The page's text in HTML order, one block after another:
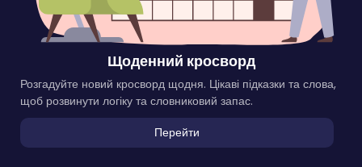
Щоденний кросворд
Розгадуйте новий кросворд щодня. Цікаві підказки та слова,
щоб розвинути логіку та словниковий запас.
Перейти